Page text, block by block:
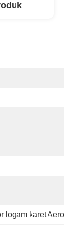
logam karet